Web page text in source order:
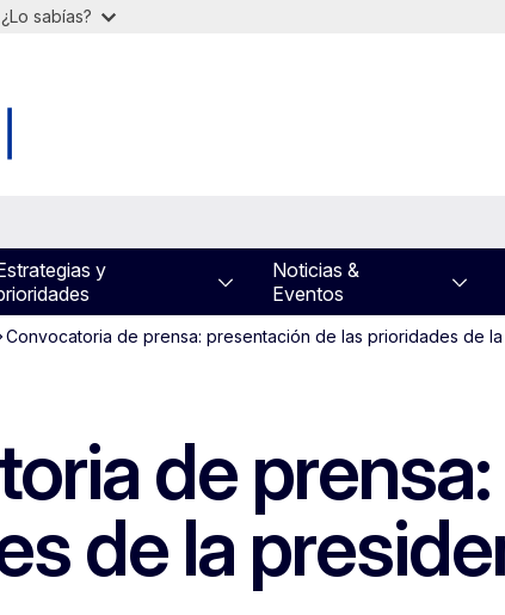
¿Lo sabías?
y
Noticias &
Eventos
Convocatoria de prensa: presentación de las prioridades de
de
de la